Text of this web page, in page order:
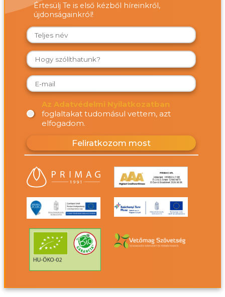
Értesülj Te is első kézből híreinkről,
újdonságainkról!
Az Adatvédelmi Nyilatkozatban
foglaltakat tudomásul vettem, azt
elfogadom.
Feliratkozom most